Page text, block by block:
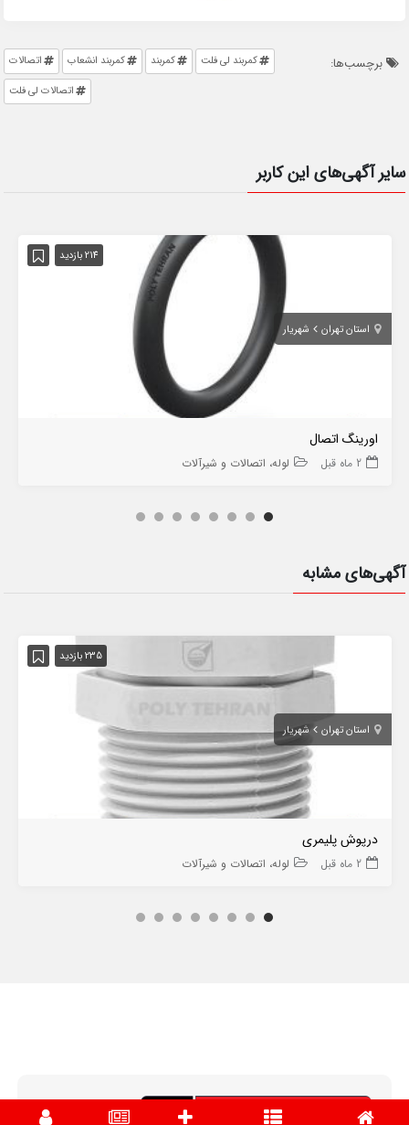
برچسب‌ها: کمربند لی فلت کمربند کمربند انشعاب
اتصالات
اتصالات لی فلت
سایر آگهی‌های این کاربر
214 بازدید
استان تهران شهریار
اورینگ اتصال
2 ماه قبل لوله، اتصالات و شیرآلات
آگهی‌های مشابه
235 بازدید
استان تهران شهریار
درپوش پلیمری
2 ماه قبل لوله، اتصالات و شیرآلات